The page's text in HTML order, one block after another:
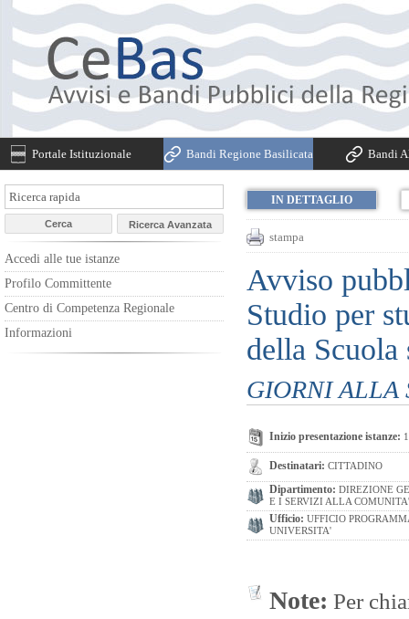
Portale Istituzionale Bandi Regione Basilicata Bandi
Accedi alle tue istanze
Profilo Committente
Centro di Competenza Regionale
Informazioni
IN DETTAGLIO
stampa
Avviso
Studio per
della Scuola
GIORNI ALLA
Inizio presentazione istanze:
Destinatari: CITTADINO
Dipartimento: DIREZIONE
E I SERVIZI ALLA COMUNITA'
Ufficio: UFFICIO
UNIVERSITA'
Note: Per